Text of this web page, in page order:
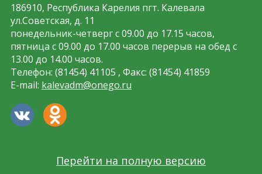
186910, Республика Карелия пгт. Калевала
ул.Советская, д. 11
понедельник-четверг с 09.00 до 17.15 часов,
пятница с 09.00 до 17.00 часов перерыв на обед с
13.00 до 14.00 часов.
Телефон: (81454) 41105 , Факс: (81454) 41859
E-mail: kalevadm@onego.ru
Перейти на полную версию